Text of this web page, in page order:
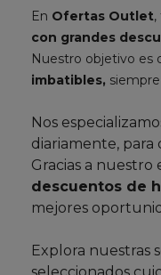
En Ofertas Outlet
con grandes
Nuestro objetivo es
imbatibles,
Nos
diariamente,
Gracias a
descuentos de
mejores
Explora nuestras
seleccionados